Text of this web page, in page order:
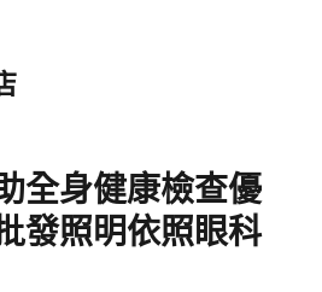
全身健康檢查優
發照明依照眼科